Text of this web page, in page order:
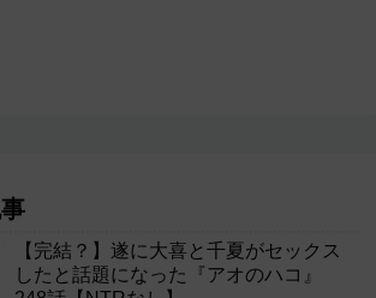
【完結？】遂に大喜と千夏がセックス
したと話題になった『アオのハコ』